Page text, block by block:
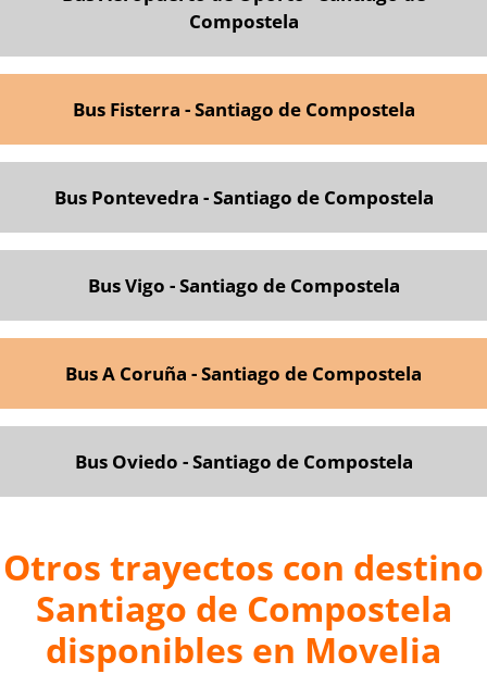
Compostela
Bus Fisterra - Santiago de Compostela
Bus Pontevedra - Santiago de Compostela
Bus Vigo -Santiago de Compostela
Bus A Coruña - Santiago de Compostela
Bus Oviedo - Santiago de Compostela
Otros trayectos con destino
Santiago de Compostela
disponibles en Movelia